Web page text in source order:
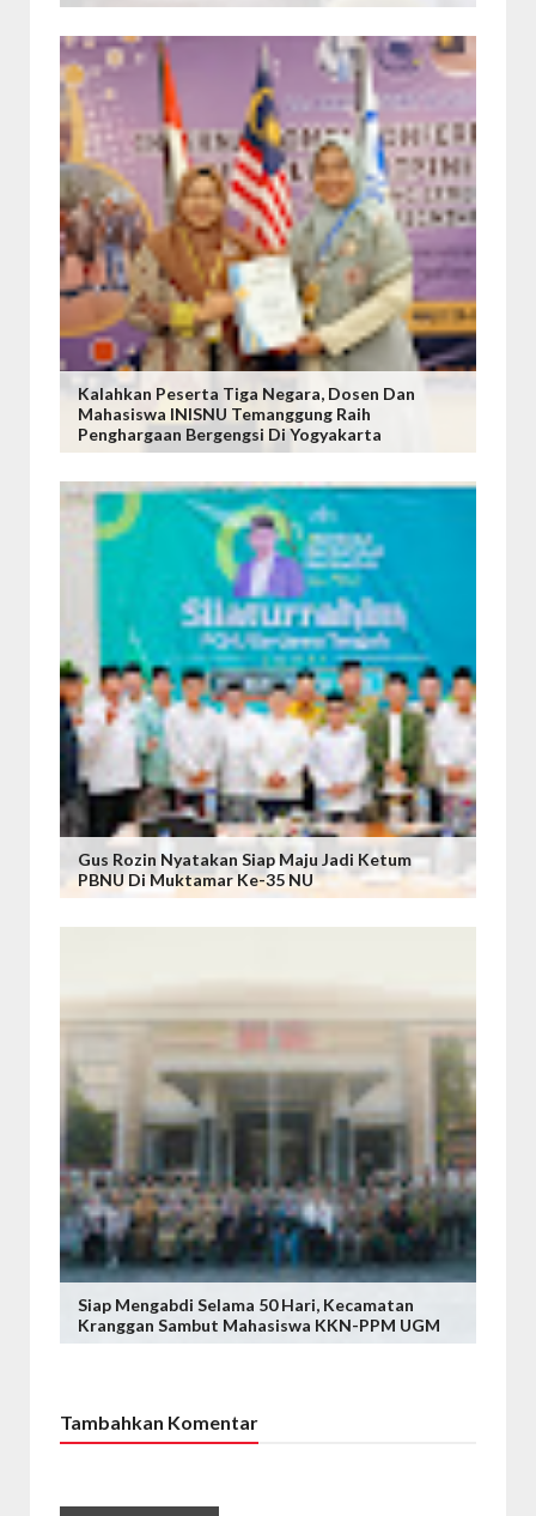
Kalahkan Peserta Tiga Negara, Dosen Dan
Mahasiswa INISNU Temanggung Raih
Penghargaan Bergengsi Di Yogyakarta
Gus Rozin Nyatakan Siap Maju Jadi Ketum
PBNU Di Muktamar Ke-35 NU
Siap Mengabdi Selama 50 Hari, Kecamatan
Kranggan Sambut Mahasiswa KKN-PPM UGM
Tambahkan Komentar